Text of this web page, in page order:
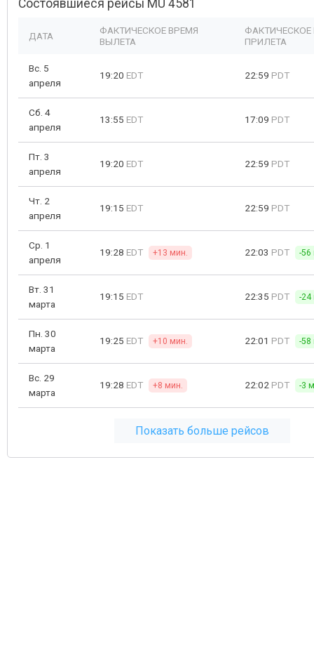
Состоявшиеся рейсы MU 4581
ДАТА
ФАКТИЧЕСКОЕ ВРЕМЯ
ВЫЛЕТА
ФАКТИЧЕСКОЕ
ПРИЛЕТА
Вс. 5
апреля
19:20 EDT 22:59 PDT
Сб. 4
апреля
13:55 EDT 17:09 PDT
Пт. 3
апреля
19:20 EDT 22:59 PDT
Чт. 2
апреля
19:15 EDT 22:59 PDT
Ср. 1
апреля
19:28 EDT +13 мин. 22:03 PDT -56
Вт. 31
марта
19:15 EDT 22:35 PDT -24
Пн. 30
марта
19:25 EDT +10 мин. 22:01 PDT -58
Вс. 29
марта
19:28 EDT +8 мин. 22:02 PDT -3
Показать больше рейсов